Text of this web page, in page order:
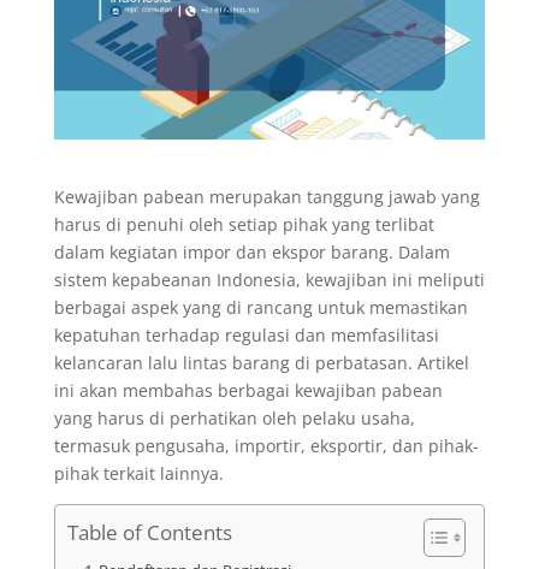
Kewajiban pabean merupakan tanggung jawab yang
harus di penuhi oleh setiap pihak yang terlibat
dalam kegiatan impor dan ekspor barang. Dalam
sistem kepabeanan Indonesia, kewajiban ini meliputi
berbagai aspek yang di rancang untuk memastikan
kepatuhan terhadap regulasi dan memfasilitasi
kelancaran lalu lintas barang di perbatasan. Artikel
ini akan membahas berbagai kewajiban pabean
yang harus di perhatikan oleh pelaku usaha,
termasuk pengusaha, importir, eksportir, dan pihak-
pihak terkait lainnya.
Table of Contents